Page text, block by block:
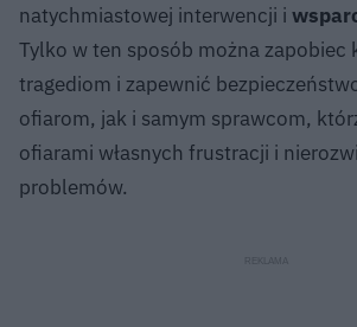
natychmiastowej interwencji i
Tylko w ten sposób można zapobiec
tragediom i zapewnić
ofiarom, jak i samym sprawcom,
ofiarami własnych frustracji i
problemów.